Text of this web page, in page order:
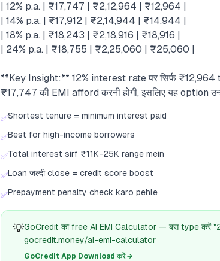
| 12% p.a. | ₹17,747 | ₹2,12,964 | ₹12,964 |
| 14% p.a. | ₹17,912 | ₹2,14,944 | ₹14,944 |
| 18% p.a. | ₹18,243 | ₹2,18,916 | ₹18,916 |
| 24% p.a. | ₹18,755 | ₹2,25,060 | ₹25,060 |
**Key Insight:** 12% interest rate पर सिर्फ
₹17,747 की EMI afford करनी होगी, इसलिए यह option
✅Shortest tenure = minimum interest paid
✅Best for high-income borrowers
✅Total interest sirf ₹11K-25K range mein
✅Loan जल्दी close = credit score boost
✅Prepayment penalty check karo pehle
💡GoCredit का free AI EMI Calculator — बस type करें
gocredit.money/ai-emi-calculator
GoCredit App Download करें →